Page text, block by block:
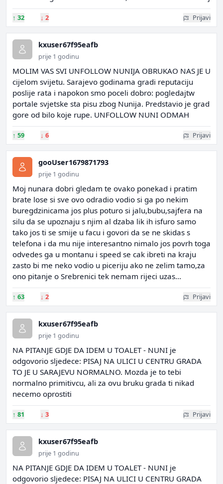
↑ 32 ↓ 2 Prijavi
kxuser67f95eafb
prije 1 godinu
MOLIM VAS SVI UNFOLLOW NUNIJA OBRUKAO NAS JE U
cijelom svijetu. Sarajevo godinama gradi reputaciju
poslije rata i napokon smo poceli dobro: pogledajtw
portale svjetske sta pisu zbog Nunija. Predstavio je grad
gore od bilo koje rupe. UNFOLLOW NUNI ODMAH
↑ 59 ↓ 6 Prijavi
gooUser1679871793
prije 1 godinu
Moj nunara dobri gledam te ovako ponekad i pratim
brate lose si sve ovo odradio vodio si ga po nekim
buregdzinicama jos plus poturo si jalu,bubu,sajfera na
silu da se upoznaju s njim al dzaba lik ih isfuro samo
tako jos ti se smije u facu i govori da se ne skidas s
telefona i da mu nije interesantno nimalo jos povrh toga
odvedes ga u montanu i speed se cak ibreti na kraju
zasto bi me neko vodio u piceriju ako ne zelim tamo,za
ono pitanje o Srebrenici tek nemam rijeci uzas...
↑ 63 ↓ 2 Prijavi
kxuser67f95eafb
prije 1 godinu
NA PITANJE GDJE DA IDEM U TOALET - NUNI je
odgovorio sljedece: PISAJ NA ULICI U CENTRU GRADA
TO JE U SARAJEVU NORMALNO. Mozda je to tebi
normalno primitivcu, ali za ovu bruku grada ti nikad
necemo oprostiti
↑ 81 ↓ 3 Prijavi
kxuser67f95eafb
prije 1 godinu
NA PITANJE GDJE DA IDEM U TOALET - NUNI je
odgovorio sljedece: PISAJ NA ULICI U CENTRU GRADA